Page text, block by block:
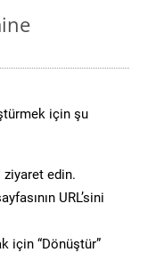
için şu
edin.
URL’sini
için “Dönüştür”